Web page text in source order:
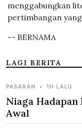
menggabungkan
pertimbangan
-- BERNAMA
LAGI BERITA
PASARAN • 1H LALU
Niaga Hadapan
Awal